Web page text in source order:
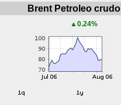
Brent Petroleo crudo
▲0.24%